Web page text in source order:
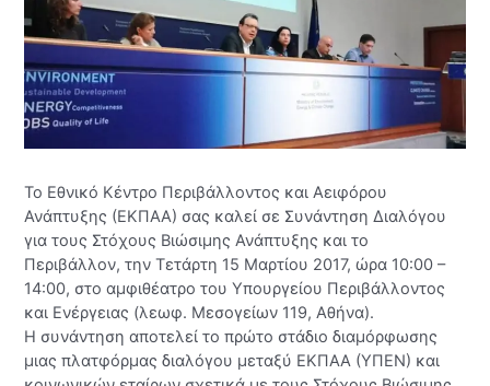
Το Εθνικό Κέντρο Περιβάλλοντος και Αειφόρου
Ανάπτυξης (ΕΚΠΑΑ) σας καλεί σε Συνάντηση Διαλόγου
για τους Στόχους Βιώσιμης Ανάπτυξης και το
Περιβάλλον, την Τετάρτη 15 Μαρτίου 2017, ώρα 10:00 –
14:00, στο αμφιθέατρο του Υπουργείου Περιβάλλοντος
και Ενέργειας (λεωφ. Μεσογείων 119, Αθήνα).
Η συνάντηση αποτελεί το πρώτο στάδιο διαμόρφωσης
μιας πλατφόρμας διαλόγου μεταξύ ΕΚΠΑΑ (ΥΠΕΝ) και